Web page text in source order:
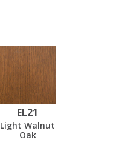
EL21
Light Walnut
Oak